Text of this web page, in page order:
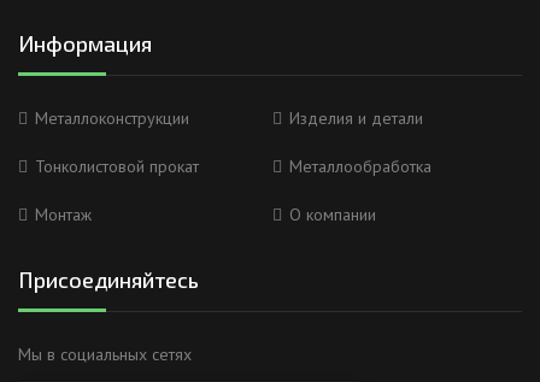
Информация
Металлоконструкции Изделия и детали
Тонколистовой прокат Металлообработка
Монтаж О компании
Присоединяйтесь
Мы в социальных сетях